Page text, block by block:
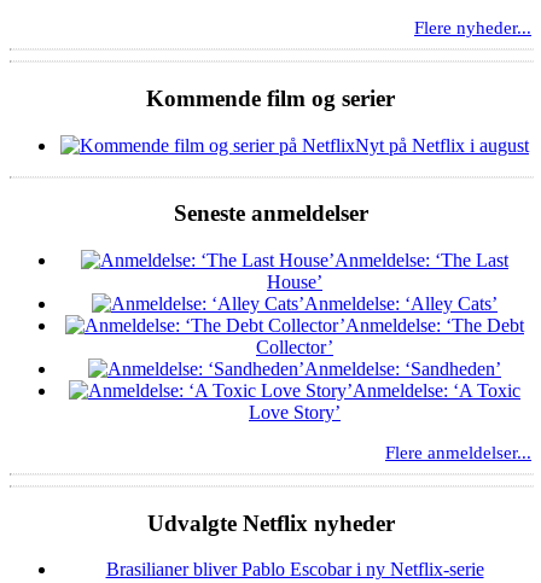
Flere nyheder...
Kommende film og serier
Nyt på Netflix i august
Seneste anmeldelser
Anmeldelse: ‘The Last
House’
Anmeldelse: ‘Alley Cats’
Anmeldelse: ‘The Debt
Collector’
Anmeldelse: ‘Sandheden’
Anmeldelse: ‘A Toxic
Love Story’
Flere anmeldelser...
Udvalgte Netflix nyheder
Brasilianer bliver Pablo Escobar i ny Netflix-serie